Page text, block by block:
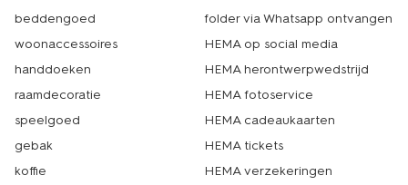
beddengoed
woonaccessoires
handdoeken
raamdecoratie
speelgoed
gebak
koffie
folder via Whatsapp ontvangen
HEMA op social media
HEMA herontwerpwedstrijd
HEMA fotoservice
HEMA cadeaukaarten
HEMA tickets
HEMA verzekeringen